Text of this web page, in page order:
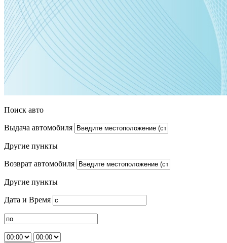
Поиск авто
Выдача автомобиля
Другие пункты
Возврат автомобиля
Другие пункты
Дата и Время